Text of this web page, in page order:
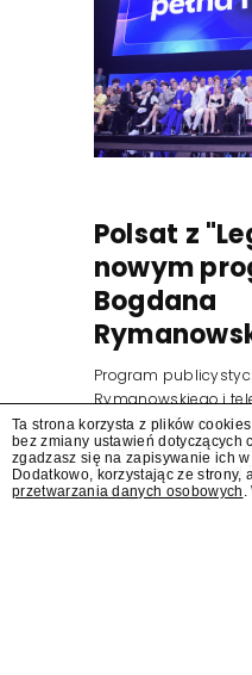
Polsat z
nowym
Bogdana
Program
Rymanowskiego i
muzyczny "Hitster.
znajdą się wśród
Polsat przejmuje od
Masters".
Ta strona korzysta z plików
bez zmiany ustawień dotyczących
zgadzasz się na zapisywanie ich
Dodatkowo, korzystając ze strony,
przetwarzania danych osobowych .